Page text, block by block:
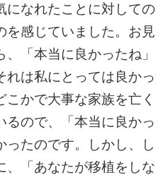
になれたことに対しての
を感じていました。お見
「本当に良かったね」
れは私にとっては良かっ
かで大事な家族を亡く
るので、「本当に良かっ
ったのです。しかし、し
、「あなたが移植をしな